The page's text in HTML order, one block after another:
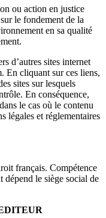
ou action en justice
le fondement de la
en sa qualité
d’autres sites internet
En cliquant sur ces liens,
sites sur lesquels
En conséquence,
le cas où le contenu
légales et réglementaires
français. Compétence
le siège social de